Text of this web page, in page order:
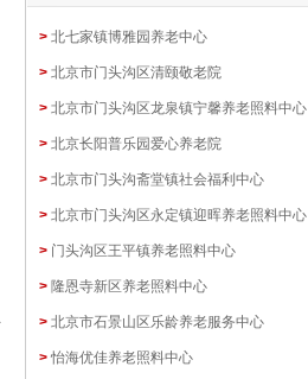
> 北七家镇博雅园养老中心
> 北京市门头沟区清颐敬老院
> 北京市门头沟区龙泉镇宁馨养老照料中心
> 北京长阳普乐园爱心养老院
> 北京市门头沟斋堂镇社会福利中心
> 北京市门头沟区永定镇迎晖养老照料中心
> 门头沟区王平镇养老照料中心
> 隆恩寺新区养老照料中心
> 北京市石景山区乐龄养老服务中心
> 怡海优佳养老照料中心